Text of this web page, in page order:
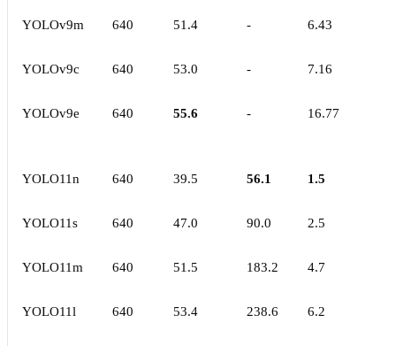
YOLOv9m 640 51.4 - 6.43
YOLOv9c 640 53.0 - 7.16
YOLOv9e 640 55.6 - 16.77
YOLO11n 640 39.5 56.1 1.5
YOLO11s 640 47.0 90.0 2.5
YOLO11m 640 51.5 183.2 4.7
YOLO11l 640 53.4 238.6 6.2